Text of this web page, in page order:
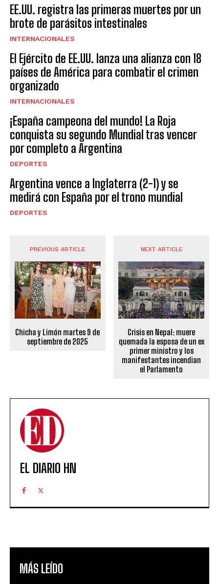
EE.UU. registra las primeras muertes por un
brote de parásitos intestinales
INTERNACIONALES
El Ejército de EE.UU. lanza una alianza con 18
países de América para combatir el crimen
organizado
INTERNACIONALES
¡España campeona del mundo! La Roja
conquista su segundo Mundial tras vencer
por completo a Argentina
DEPORTES
Argentina vence a Inglaterra (2-1) y se
medirá con España por el trono mundial
DEPORTES
PREVIOUS ARTICLE
Chicha y Limón martes 9 de
septiembre de 2025
NEXT ARTICLE
Crisis en Nepal: muere
quemada la esposa de un ex
primer ministro y los
manifestantes incendian
el Parlamento
EL DIARIO HN
MÁS LEÍDO